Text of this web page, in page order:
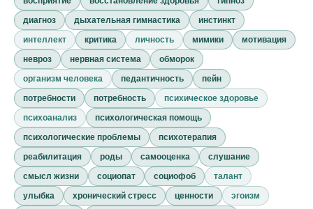
диагноз
дыхательная гимнастика
инстинкт
интеллект
критика личность мимики
мотивация
невроз
нервная система
обморок
организм человека
педантичность
пейн
потребности
потребность
психическое здоровье
психоанализ
психологическая помощь
психологические проблемы
психотерапия
реабилитация
роды самооценка
слушание
смысл жизни
социопат социофоб
талант
улыбка
хронический стресс ценности
эгоизм